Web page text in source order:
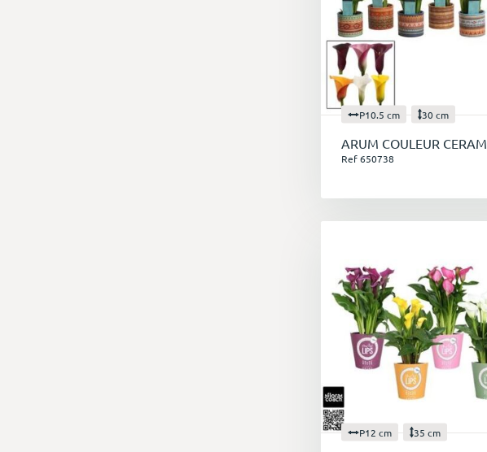
P10.5 cm 30 cm
ARUM COULEUR CERAM
Ref 650738
P12 cm 35 cm